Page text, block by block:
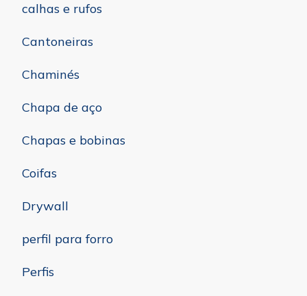
calhas e rufos
Cantoneiras
Chaminés
Chapa de aço
Chapas e bobinas
Coifas
Drywall
perfil para forro
Perfis